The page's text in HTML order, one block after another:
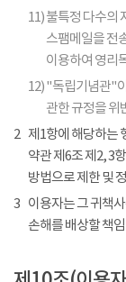
11)불특정 다수의
스팸메일을 전
이용하여 영리
12)"독립기념관"
관한 규정을 위
2 제1항에 해당하는
약관 제6조 제2, 3
방법으로 제한 및
3 이용자는 그 귀책
손해를 배상할 책